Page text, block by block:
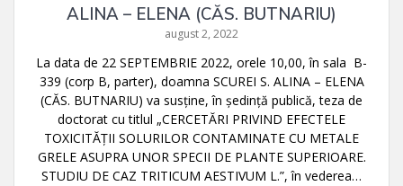
ALINA – ELENA (CĂS. BUTNARIU)
august 2, 2022
La data de 22 SEPTEMBRIE 2022, orele 10,00, în sala B-
339 (corp B, parter), doamna SCUREI S. ALINA – ELENA
(CĂS. BUTNARIU) va susţine, în şedinţă publică, teza de
doctorat cu titlul „CERCETĂRI PRIVIND EFECTELE
TOXICITĂŢII SOLURILOR CONTAMINATE CU METALE
GRELE ASUPRA UNOR SPECII DE PLANTE SUPERIOARE.
STUDIU DE CAZ TRITICUM AESTIVUM L.”, în vederea…